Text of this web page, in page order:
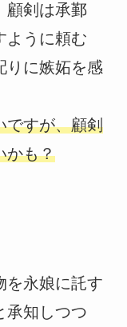
顧剣は承鄞
ように頼む
りに嫉妬を感
ですが、顧剣
かも？
を永娘に託す
承知しつつ